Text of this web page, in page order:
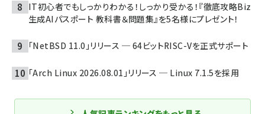
IT初心者でもしっかりわかる！しっかり受かる！『徹底攻略Biz
生成AIパスポート 教科書＆問題集』を5名様にプレゼント！
「NetBSD 11.0」リリース ─ 64ビットRISC-Vを正式サポート
「Arch Linux 2026.08.01」リリース ─ Linux 7.1.5を採用